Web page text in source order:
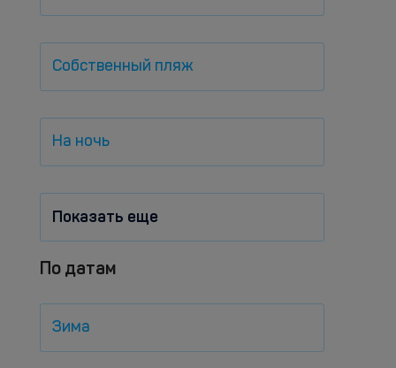
Собственный пляж
На ночь
Показать еще
По датам
Зима